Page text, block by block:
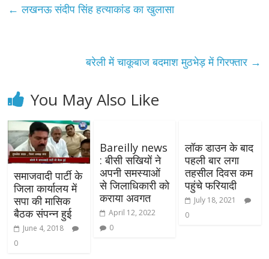
← लखनऊ संदीप सिंह हत्याकांड का खुलासा
बरेली में चाकूबाज बदमाश मुठभेड़ में गिरफ्तार →
You May Also Like
समाजवादी पार्टी के
जिला कार्यालय में
सपा की मासिक
बैठक संपन्न हुई
June 4, 2018
0
Bareilly news
: बीसी सखियों ने
अपनी समस्याओं
से जिलाधिकारी को
कराया अवगत
April 12, 2022
0
लॉक डाउन के बाद
पहली बार लगा
तहसील दिवस कम
पहुंचे फरियादी
July 18, 2021
0